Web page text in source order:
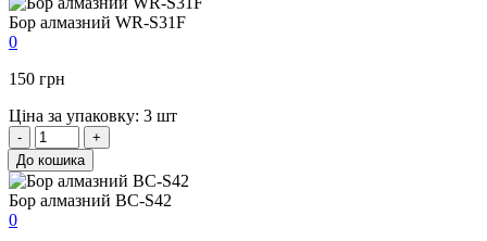
Бор алмазний WR-S31F
0
150 грн
Ціна за упаковку: 3 шт
-
+
До кошика
Бор алмазний BC-S42
0